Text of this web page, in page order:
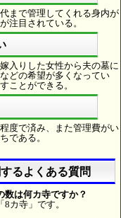
まで管理してくれる身内が
注目されている。
入りした女性から夫の墓に
どの希望が多くなってい
ことができる。
度で済み、また管理費がい
である。
るよくある質問
数は何カ寺ですか？
カ寺」です。